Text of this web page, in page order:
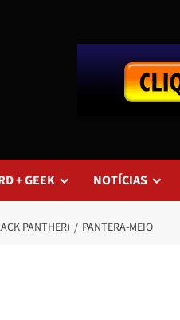
+ GEEK NOTÍCIAS
PANTHER) PANTERA-MEIO